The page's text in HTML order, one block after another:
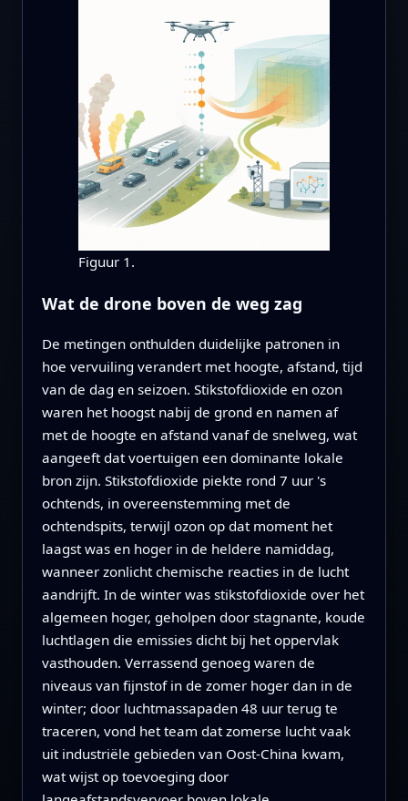
Figuur 1.
Wat de drone boven de weg zag
De metingen onthulden duidelijke patronen in
hoe vervuiling verandert met hoogte, afstand, tijd
van de dag en seizoen. Stikstofdioxide en ozon
waren het hoogst nabij de grond en namen af
met de hoogte en afstand vanaf de snelweg, wat
aangeeft dat voertuigen een dominante lokale
bron zijn. Stikstofdioxide piekte rond 7 uur 's
ochtends, in overeenstemming met de
ochtendspits, terwijl ozon op dat moment het
laagst was en hoger in de heldere namiddag,
wanneer zonlicht chemische reacties in de lucht
aandrijft. In de winter was stikstofdioxide over het
algemeen hoger, geholpen door stagnante, koude
luchtlagen die emissies dicht bij het oppervlak
vasthouden. Verrassend genoeg waren de
niveaus van fijnstof in de zomer hoger dan in de
winter; door luchtmassapaden 48 uur terug te
traceren, vond het team dat zomerse lucht vaak
uit industriële gebieden van Oost-China kwam,
wat wijst op toevoeging door